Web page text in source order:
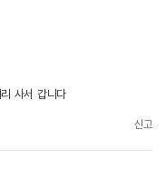
사서 갑니다
신고